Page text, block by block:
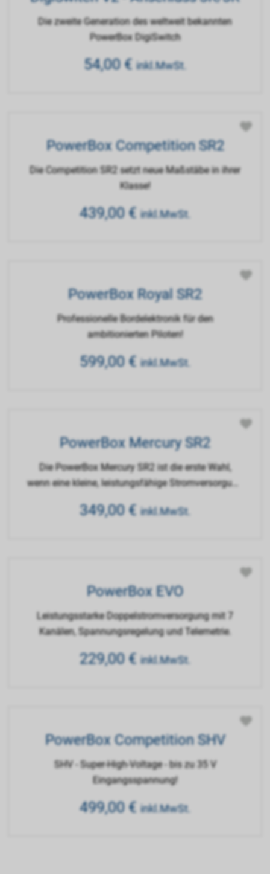
Die zweite Generation des weltweit bekannten
PowerBox DigiSwitch
54,00€ inkl.MwSt.
PowerBox Competition SR2
Die Competition SR2 setzt neue Maßstäbe in ihrer
Klasse!
439,00€ inkl.MwSt.
PowerBox Royal SR2
Professionelle Bordelektronik für den
ambitionierten Piloten!
599,00€ inkl.MwSt.
PowerBox Mercury SR2
Die PowerBox Mercury SR2 ist die erste Wahl,
wenn eine kleine, leistungsfähige Stromversorgung
349,00€ inkl.MwSt.
PowerBox EVO
Leistungsstarke Doppelstromversorgung mit 7
Kanälen, Spannungsregelung und Telemetrie.
229,00€ inkl.MwSt.
PowerBox Competition SHV
SHV - Super-High-Voltage - bis zu 35 V
Eingangsspannung!
499,00€ inkl.MwSt.